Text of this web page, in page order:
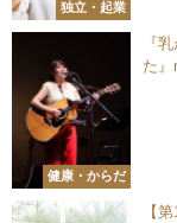
独立・起業
健康・からだ
『
た
【